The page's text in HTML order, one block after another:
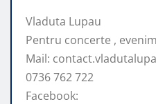
Vladuta Lupau
Pentru concerte ,
Mail:
0736 762 722
Facebook: